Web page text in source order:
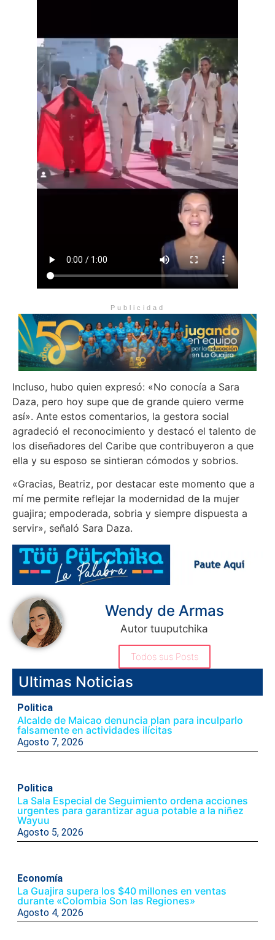
Publicidad
Incluso, hubo quien expresó: «No conocía a Sara
Daza, pero hoy supe que de grande quiero verme
así». Ante estos comentarios, la gestora social
agradeció el reconocimiento y destacó el talento de
los diseñadores del Caribe que contribuyeron a que
ella y su esposo se sintieran cómodos y sobrios.
«Gracias, Beatriz, por destacar este momento que a
mí me permite reflejar la modernidad de la mujer
guajira; empoderada, sobria y siempre dispuesta a
servir», señaló Sara Daza.
Wendy de Armas
Autor tuuputchika
Todos sus Posts
Ultimas Noticias
Politica
Alcalde de Maicao denuncia plan para inculparlo
falsamente en actividades ilícitas
Agosto 7, 2026
Politica
La Sala Especial de Seguimiento ordena acciones
urgentes para garantizar agua potable a la niñez
Wayuu
Agosto 5, 2026
Economía
La Guajira supera los $40 millones en ventas
durante «Colombia Son las Regiones»
Agosto 4, 2026